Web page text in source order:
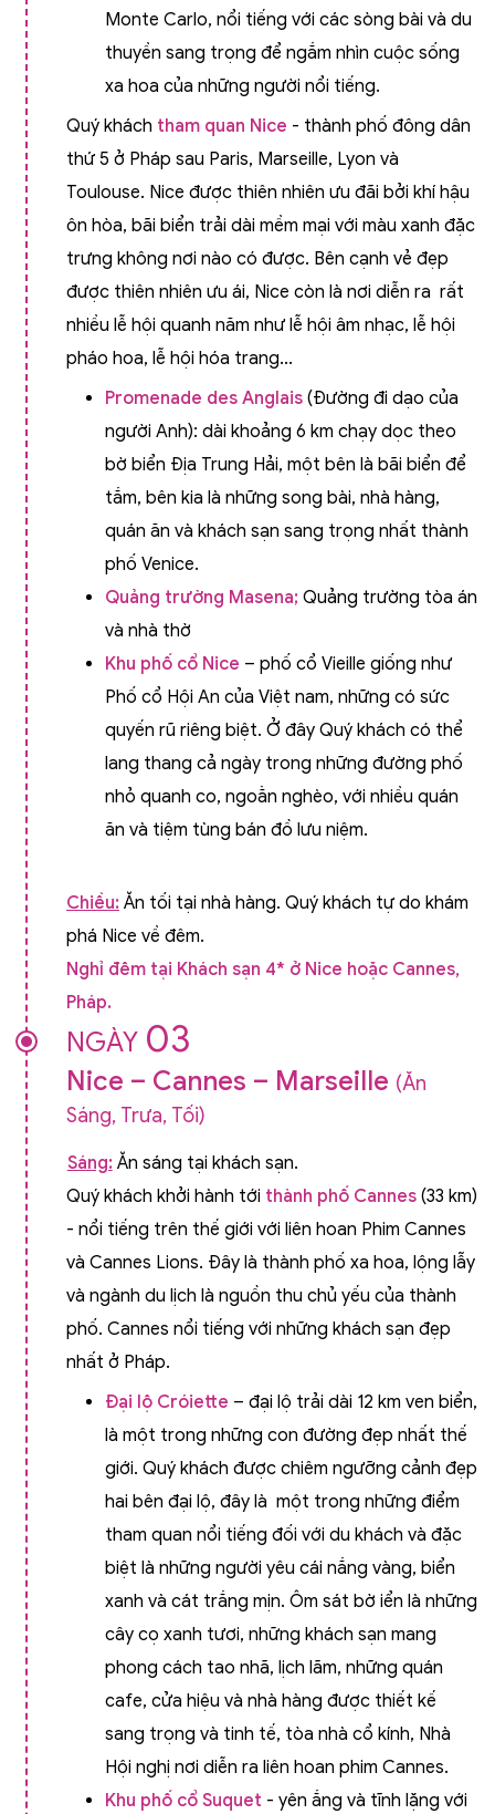
Monte Carlo, nổi tiếng với các sòng bài và du
thuyền sang trọng để ngắm nhìn cuộc sống
xa hoa của những người nổi tiếng.
Quý khách tham quan Nice - thành phố đông dân
thứ 5 ở Pháp sau Paris, Marseille, Lyon và
Toulouse. Nice được thiên nhiên ưu đãi bởi khí hậu
ôn hòa, bãi biển trải dài mềm mại với màu xanh đặc
trưng không nơi nào có được. Bên cạnh vẻ đẹp
được thiên nhiên ưu ái, Nice còn là nơi diễn ra rất
nhiều lễ hội quanh năm như lễ hội âm nhạc, lễ hội
pháo hoa, lễ hội hóa trang...
Promenade des Anglais (Đường đi dạo của
người Anh): dài khoảng 6 km chạy dọc theo
bờ biển Địa Trung Hải, một bên là bãi biển để
tắm, bên kia là những song bài, nhà hàng,
quán ăn và khách sạn sang trọng nhất thành
phố Venice.
Quảng trường Masena; Quảng trường tòa án
và nhà thờ
Khu phố cổ Nice – phố cổ Vieille giống như
Phố cổ Hội An của Việt nam, những có sức
quyến rũ riêng biệt. Ở đây Quý khách có thể
lang thang cả ngày trong những đường phố
nhỏ quanh co, ngoằn nghèo, với nhiều quán
ăn và tiệm tùng bán đồ lưu niệm.
Chiều: Ăn tối tại nhà hàng. Quý khách tự do khám
phá Nice về đêm.
Nghỉ đêm tại Khách sạn 4* ở Nice hoặc Cannes,
Pháp.
NGÀY 03
Nice – Cannes – Marseille (Ăn
Sáng, Trưa, Tối)
Sáng:Ăn sáng tại khách sạn.
Quý khách khởi hành tới thành phố Cannes (33 km)
- nổi tiếng trên thế giới với liên hoan Phim Cannes
và Cannes Lions. Đây là thành phố xa hoa, lộng lẫy
và ngành du lịch là nguồn thu chủ yếu của thành
phố. Cannes nổi tiếng với những khách sạn đẹp
nhất ở Pháp.
Đại lộ Cróiette – đại lộ trải dài 12 km ven biển,
là một trong những con đường đẹp nhất thế
giới. Quý khách được chiêm ngưỡng cảnh đẹp
hai bên đại lộ, đây là một trong những điểm
tham quan nổi tiếng đối với du khách và đặc
biệt là những người yêu cái nắng vàng, biển
xanh và cát trắng mịn. Ôm sát bờ iển là những
cây cọ xanh tươi, những khách sạn mang
phong cách tao nhã, lịch lãm, những quán
cafe, cửa hiệu và nhà hàng được thiết kế
sang trọng và tinh tế, tòa nhà cổ kính, Nhà
Hội nghị nơi diễn ra liên hoan phim Cannes.
Khu phố cổ Suquet - yên ắng và tĩnh lặng với